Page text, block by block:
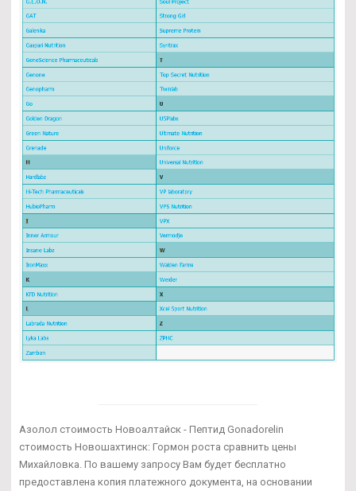
Азолол стоимость Новоалтайск - Пептид Gonadorelin
стоимость Новошахтинск: Гормон роста сравнить цены
Михайловка. По вашему запросу Вам будет бесплатно
предоставлена копия платежного документа, на основании